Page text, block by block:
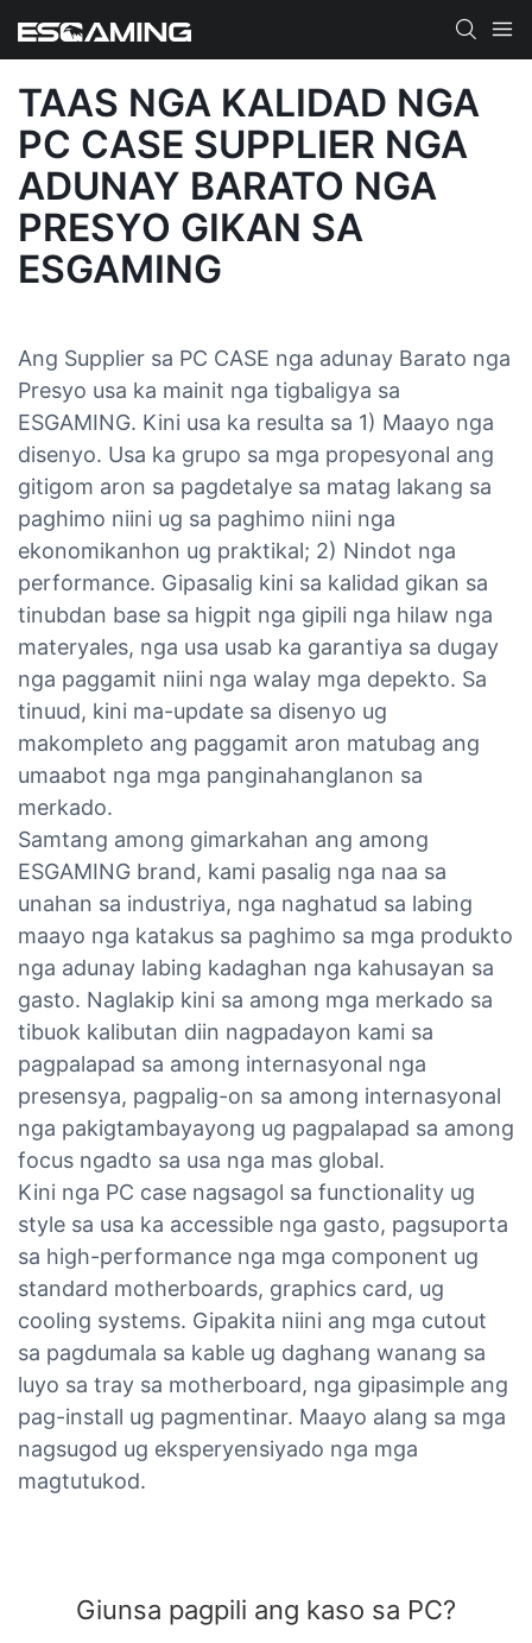
TAAS NGA KALIDAD NGA
PC CASE SUPPLIER NGA
ADUNAY BARATO NGA
PRESYO GIKAN SA
ESGAMING
Ang Supplier sa PC CASE nga adunay Barato nga
Presyo usa ka mainit nga tigbaligya sa
ESGAMING. Kini usa ka resulta sa 1) Maayo nga
disenyo. Usa ka grupo sa mga propesyonal ang
gitigom aron sa pagdetalye sa matag lakang sa
paghimo niini ug sa paghimo niini nga
ekonomikanhon ug praktikal; 2) Nindot nga
performance. Gipasalig kini sa kalidad gikan sa
tinubdan base sa higpit nga gipili nga hilaw nga
materyales, nga usa usab ka garantiya sa dugay
nga paggamit niini nga walay mga depekto. Sa
tinuud, kini ma-update sa disenyo ug
makompleto ang paggamit aron matubag ang
umaabot nga mga panginahanglanon sa
merkado.
Samtang among gimarkahan ang among
ESGAMING brand, kami pasalig nga naa sa
unahan sa industriya, nga naghatud sa labing
maayo nga katakus sa paghimo sa mga produkto
nga adunay labing kadaghan nga kahusayan sa
gasto. Naglakip kini sa among mga merkado sa
tibuok kalibutan diin nagpadayon kami sa
pagpalapad sa among internasyonal nga
presensya, pagpalig-on sa among internasyonal
nga pakigtambayayong ug pagpalapad sa among
focus ngadto sa usa nga mas global.
Kini nga PC case nagsagol sa functionality ug
style sa usa ka accessible nga gasto, pagsuporta
sa high-performance nga mga component ug
standard motherboards, graphics card, ug
cooling systems. Gipakita niini ang mga cutout
sa pagdumala sa kable ug daghang wanang sa
luyo sa tray sa motherboard, nga gipasimple ang
pag-install ug pagmentinar. Maayo alang sa mga
nagsugod ug eksperyensiyado nga mga
magtutukod.
Giunsa pagpili ang kaso sa PC?